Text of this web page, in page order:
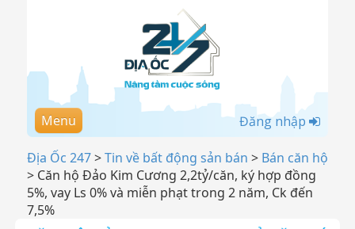
Menu Đăng nhập
Địa Ốc 247>Tin về bất động sản bán > Bán căn hộ
> Căn hộ Đảo Kim Cương 2,2tỷ/căn, ký hợp đồng
5%, vay Ls 0% và miễn phạt trong 2 năm, Ck đến
7,5%